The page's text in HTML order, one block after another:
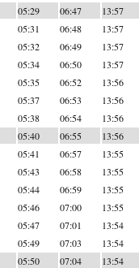
05:29 06:47 13:57
05:31 06:48 13:57
05:32 06:49 13:57
05:34 06:50 13:57
05:35 06:52 13:56
05:37 06:53 13:56
05:38 06:54 13:56
05:40 06:55 13:56
05:41 06:57 13:55
05:43 06:58 13:55
05:44 06:59 13:55
05:46 07:00 13:55
05:47 07:01 13:54
05:49 07:03 13:54
05:50 07:04 13:54